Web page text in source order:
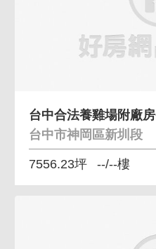
台中市神岡區新圳段
7556.23坪 --/--樓